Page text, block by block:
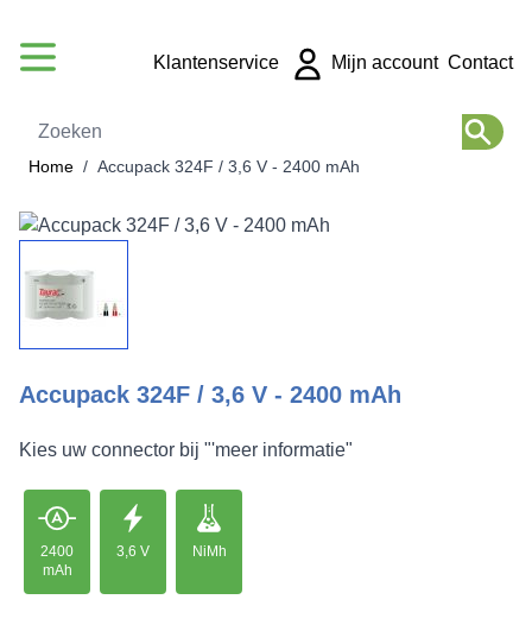
Zoeken
Klantenservice Mijn account Contact
Home / Accupack 324F / 3,6 V - 2400 mAh
Accupack 324F / 3,6 V - 2400 mAh
Kies uw connector bij "'meer informatie"
2400
mAh
3,6 V NiMh